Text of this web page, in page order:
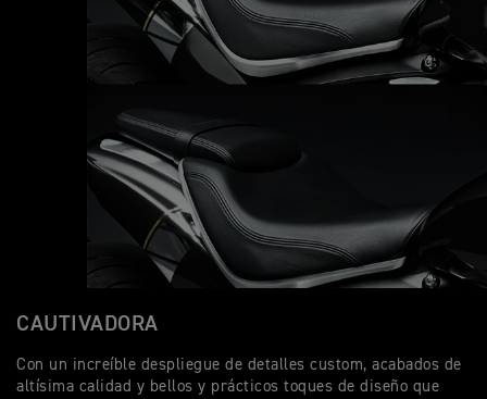
CAUTIVADORA
Con un increíble despliegue de detalles custom, acabados de
altísima calidad y bellos y prácticos toques de diseño que